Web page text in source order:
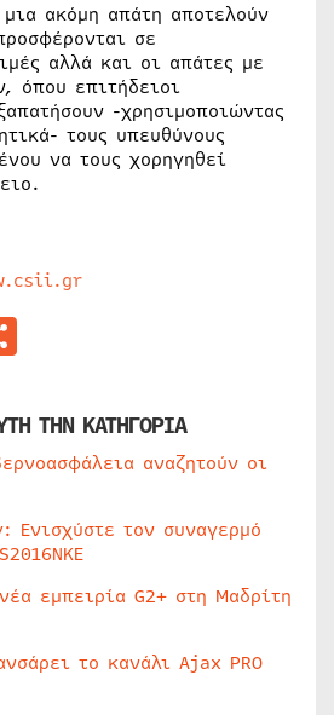
ακόμη απάτη αποτελούν
σε
αλλά και οι απάτες με
όπου επιτήδειοι
-χρησιμοποιώντας
τους υπευθύνους
να τους χορηγηθεί
ΤΗΝ ΚΑΤΗΓΟΡΙΑ
αναζητούν οι
τον συναγερμό
εμπειρία G2+ στη Μαδρίτη
το κανάλι Ajax PRO